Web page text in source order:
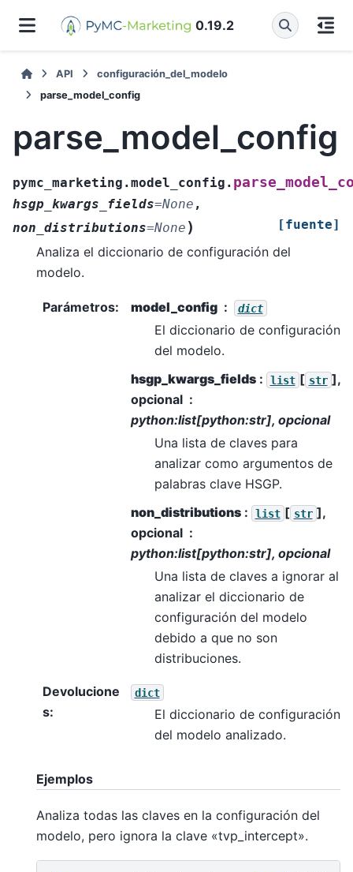
0.19.2
API
configuración_del_modelo
parse_model_config
parse_model_config
pymc_marketing.model_config.
hsgp_kwargs_fields=None ,
non_distributions=None ) [fuente]
Analiza el diccionario de configuración del
modelo.
Parámetros: model_config dict
El diccionario de configuración
del modelo.
hsgp_kwargs_fields: list [ str ],
opcional
python:list[python:str], opcional
Una lista de claves para
analizar como argumentos de
palabras clave HSGP.
non_distributions: list [ str ],
opcional
python:list[python:str], opcional
Una lista de claves a ignorar al
analizar el diccionario de
configuración del modelo
debido a que no son
distribuciones.
Devolucione
s:
dict
El diccionario de configuración
del modelo analizado.
Ejemplos
Analiza todas las claves en la configuración del
modelo, pero ignora la clave «tvp_intercept».